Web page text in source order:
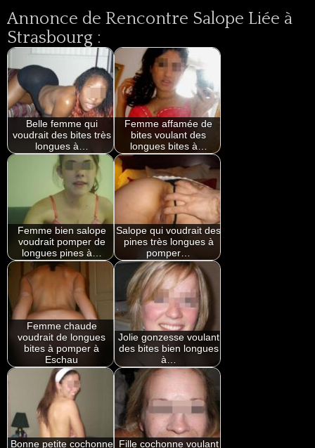
Annonce de Rencontre Salope Liée à
Strasbourg :
Belle femme qui
voudrait des bites très
longues à…
Femme affamée de
bites voulant des
longues bites à…
Femme bien salope
voudrait pomper de
longues pines à…
Salope qui voudrait des
pines très longues à
pomper…
Femme chaude
voudrait de longues
bites à pomper à
Eschau
Jolie gonzesse voulant
des bites bien longues
à…
Bonne petite cochonne
Fille cochonne voulant